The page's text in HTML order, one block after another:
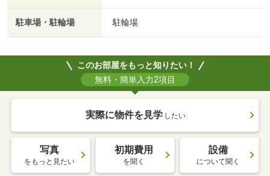
駐車場・駐輪場 駐輪場
このお部屋をもっと知りたい！
無料・簡単入力2項目
実際に物件を見学 したい
写真
をもっと見たい
初期費用
を聞く
設備
について聞く